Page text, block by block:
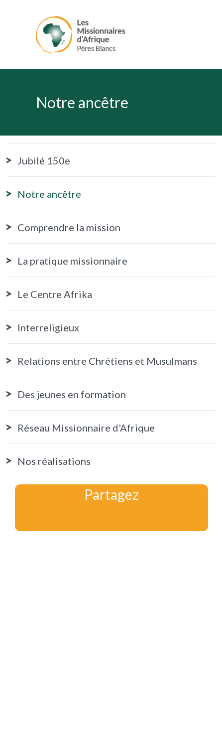
Notre ancêtre
Jubilé 150e
Notre ancêtre
Comprendre la mission
La pratique missionnaire
Le Centre Afrika
Interreligieux
Relations entre Chrétiens et Musulmans
Des jeunes en formation
Réseau Missionnaire d'Afrique
Nos réalisations
Partagez